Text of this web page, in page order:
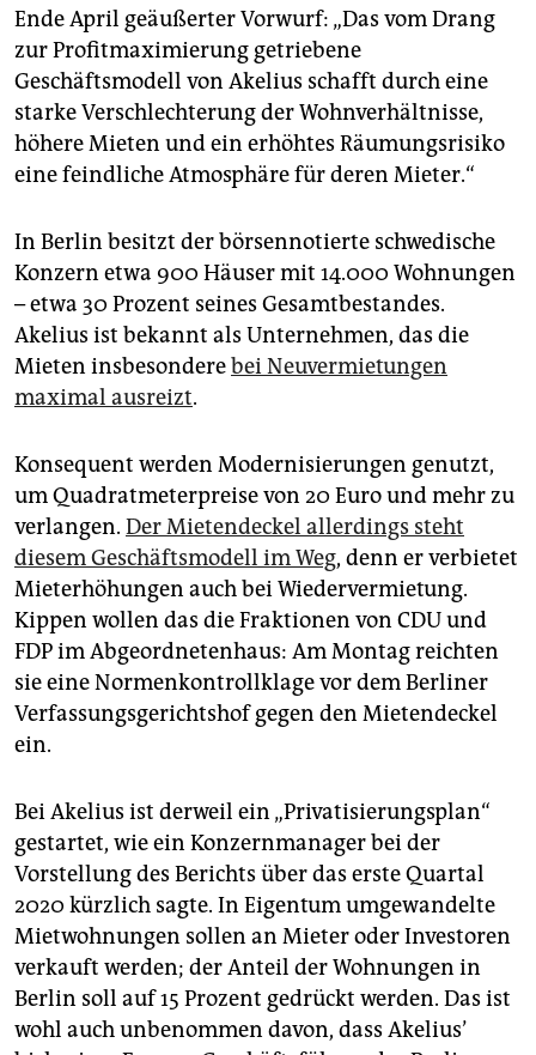
Ende April geäußerter Vorwurf: „Das vom Drang
zur Profitmaximierung getriebene
Geschäftsmodell von Akelius schafft durch eine
starke Verschlechterung der Wohnverhältnisse,
höhere Mieten und ein erhöhtes Räumungsrisiko
eine feindliche Atmosphäre für deren Mieter.“
In Berlin besitzt der börsennotierte schwedische
Konzern etwa 900 Häuser mit 14.000 Wohnungen
– etwa 30 Prozent seines Gesamtbestandes.
Akelius ist bekannt als Unternehmen, das die
Mieten insbesonderebei Neuvermietungen
maximal ausreizt.
Konsequent werden Modernisierungen genutzt,
um Qua­dratmeterpreise von 20 Euro und mehr zu
verlangen. Der Mietendeckel allerdings steht
diesem Geschäftsmodell im Weg, denn er verbietet
Mieterhöhungen auch bei Wiedervermietung.
Kippen wollen das die Fraktionen von CDU und
FDP im Abgeordnetenhaus: Am Montag reichten
sie eine Normenkontrollklage vor dem Berliner
Verfassungsgerichtshof gegen den Mietendeckel
ein.
Bei Akelius ist derweil ein „Privatisierungsplan“
gestartet, wie ein Konzernmanager bei der
Vorstellung des Berichts über das erste Quartal
2020 kürzlich sagte. In Eigentum umgewandelte
Mietwohnungen sollen an Mieter oder Investoren
verkauft werden; der Anteil der Wohnungen in
Berlin soll auf 15 Prozent gedrückt werden. Das ist
wohl auch unbenommen davon, dass Akelius’